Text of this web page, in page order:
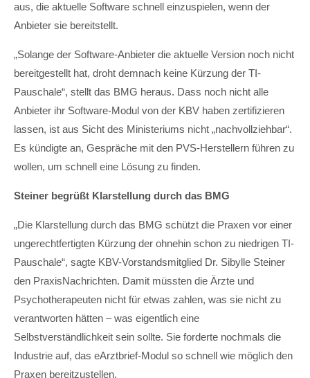
aus, die aktuelle Software schnell einzuspielen, wenn der
Anbieter sie bereitstellt.
„Solange der Software-Anbieter die aktuelle Version noch nicht
bereitgestellt hat, droht demnach keine Kürzung der TI-
Pauschale“, stellt das BMG heraus. Dass noch nicht alle
Anbieter ihr Software-Modul von der KBV haben zertifizieren
lassen, ist aus Sicht des Ministeriums nicht „nachvollziehbar“.
Es kündigte an, Gespräche mit den PVS-Herstellern führen zu
wollen, um schnell eine Lösung zu finden.
Steiner begrüßt Klarstellung durch das BMG
„Die Klarstellung durch das BMG schützt die Praxen vor einer
ungerechtfertigten Kürzung der ohnehin schon zu niedrigen TI-
Pauschale“, sagte KBV-Vorstandsmitglied Dr. Sibylle Steiner
den PraxisNachrichten. Damit müssten die Ärzte und
Psychotherapeuten nicht für etwas zahlen, was sie nicht zu
verantworten hätten – was eigentlich eine
Selbstverständlichkeit sein sollte. Sie forderte nochmals die
Industrie auf, das eArztbrief-Modul so schnell wie möglich den
Praxen bereitzustellen.